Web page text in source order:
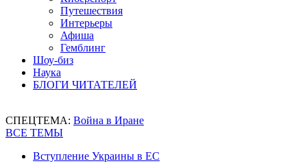
Путешествия
Интерьеры
Афиша
Гемблинг
Шоу-биз
Наука
БЛОГИ ЧИТАТЕЛЕЙ
СПЕЦТЕМА: Война в Иране
ВСЕ ТЕМЫ
Вступление Украины в ЕС